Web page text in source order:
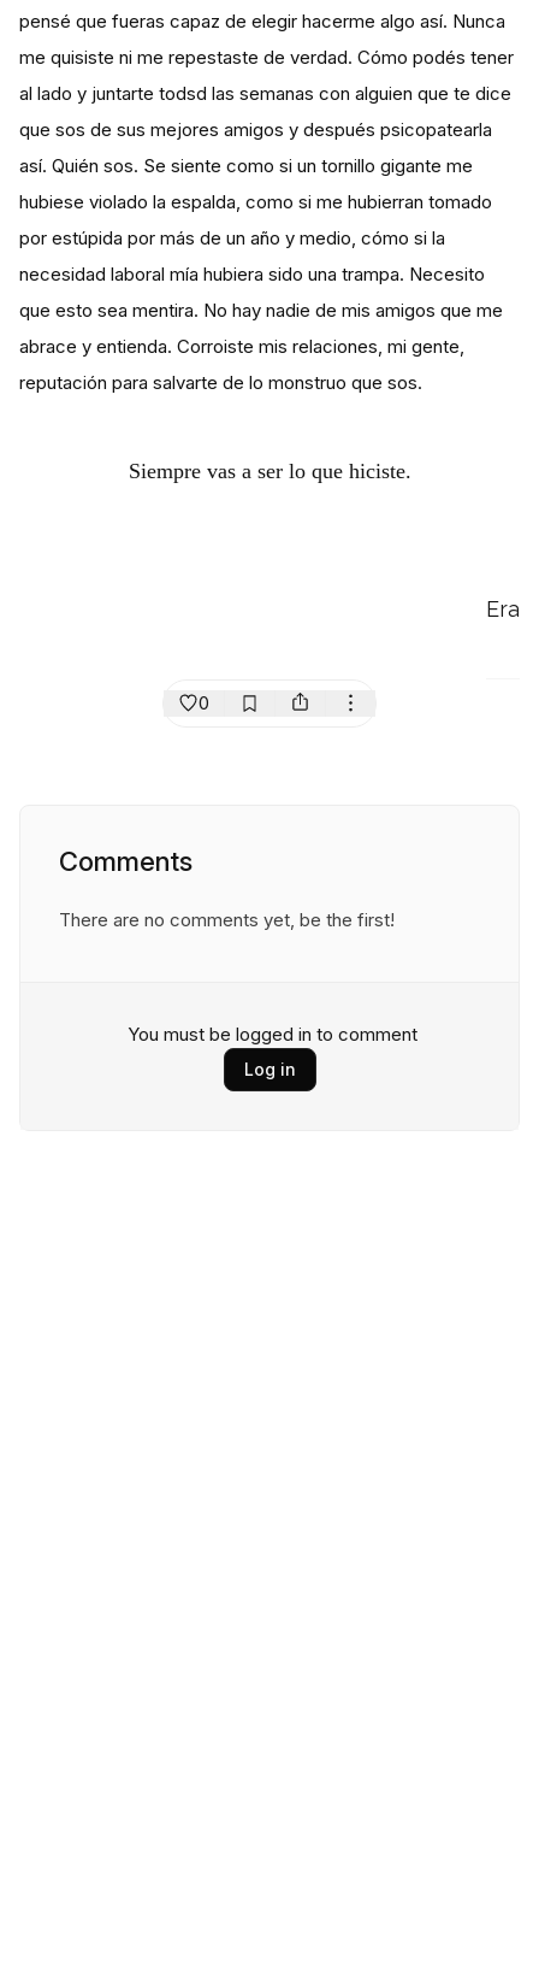
pensé que fueras capaz de elegir hacerme algo así. Nunca
me quisiste ni me repestaste de verdad. Cómo podés tener
al lado y juntarte todsd las semanas con alguien que te dice
que sos de sus mejores amigos y después psicopatearla
así. Quién sos. Se siente como si un tornillo gigante me
hubiese violado la espalda, como si me hubierran tomado
por estúpida por más de un año y medio, cómo si la
necesidad laboral mía hubiera sido una trampa. Necesito
que esto sea mentira. No hay nadie de mis amigos que me
abrace y entienda. Corroiste mis relaciones, mi gente,
reputación para salvarte de lo monstruo que sos.
Siempre vas a ser lo que hiciste.
Era
0
Comments
There are no comments yet, be the first!
You must be logged in to comment
Log in